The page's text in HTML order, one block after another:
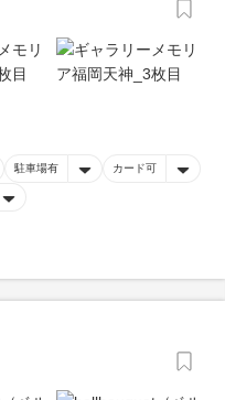
駐車場有 カード可